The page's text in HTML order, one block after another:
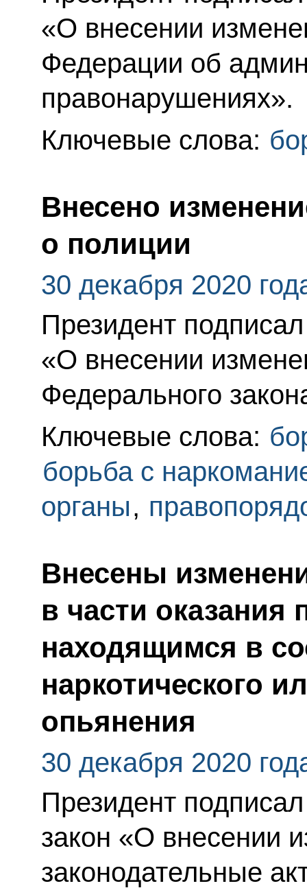
«О внесении
Федерации об
правонарушениях».
Ключевые слова:
Внесено
о полиции
30 декабря 2020
Президент
«О внесении
Федерального
Ключевые слова:
борьба с
органы,
Внесены
в части
находящимся в
наркотического
опьянения
30 декабря 2020
Президент
закон «О внесении
законодательные